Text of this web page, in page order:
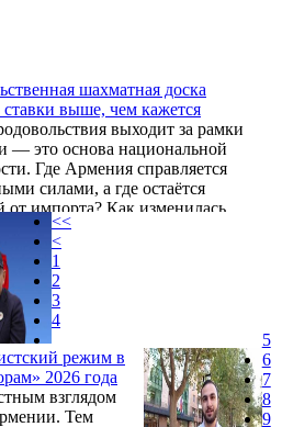
шахматная доска
выше, чем кажется
выходит за рамки
— это основа национальной
Где Армения справляется
силами, а где остаётся
от импорта? Как изменилась
картина после потери
Арцахом? Насколько
сельское хозяйство и пищевая
готовы обеспечить
в условиях кризиса, и существует
чрезвычайной ситуации
резерв? О системных
геополитических рисках и
аграрного ...
режим в
2026 года
взглядом
Тем
<<
<
1
2
3
4
5
6
7
8
9